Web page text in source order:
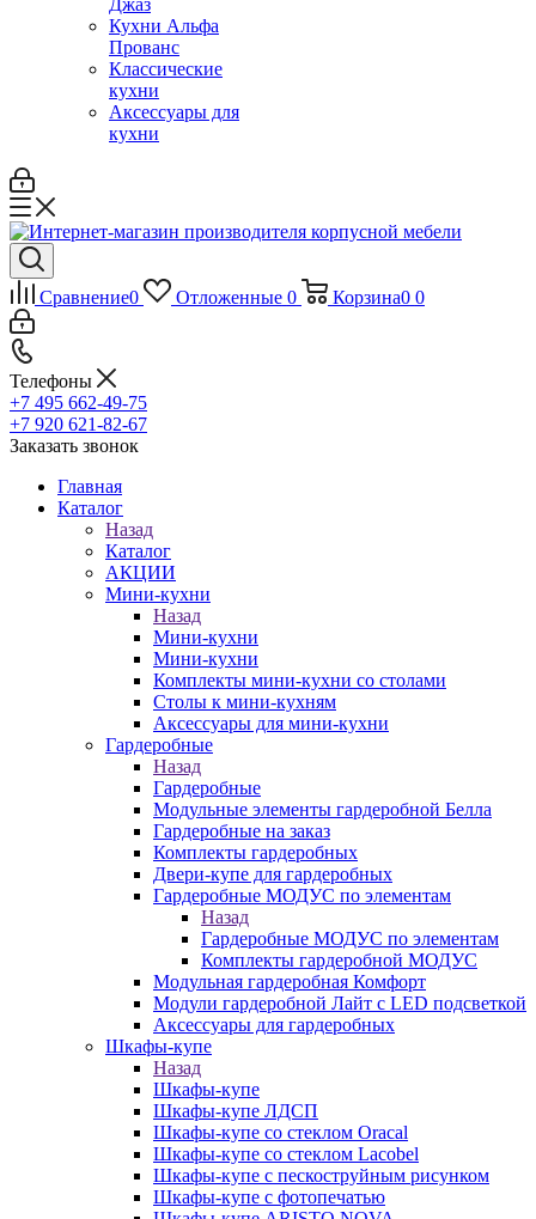
Джаз
Кухни Альфа
Прованс
Классические
кухни
Аксессуары для
кухни
Сравнение0 Отложенные 0 Корзина0 0
Телефоны
+7 495 662-49-75
+7 920 621-82-67
Заказать звонок
Главная
Каталог
Назад
Каталог
АКЦИИ
Мини-кухни
Назад
Мини-кухни
Мини-кухни
Комплекты мини-кухни со столами
Столы к мини-кухням
Аксессуары для мини-кухни
Гардеробные
Назад
Гардеробные
Модульные элементы гардеробной Белла
Гардеробные на заказ
Комплекты гардеробных
Двери-купе для гардеробных
Гардеробные МОДУС по элементам
Назад
Гардеробные МОДУС по элементам
Комплекты гардеробной МОДУС
Модульная гардеробная Комфорт
Модули гардеробной Лайт с LED подсветкой
Аксессуары для гардеробных
Шкафы-купе
Назад
Шкафы-купе
Шкафы-купе ЛДСП
Шкафы-купе со стеклом Oracal
Шкафы-купе со стеклом Lacobel
Шкафы-купе с пескоструйным рисунком
Шкафы-купе с фотопечатью